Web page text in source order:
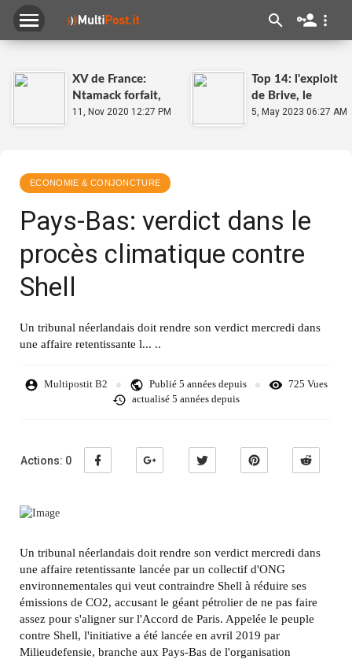
XV de France:
Ntamack forfait,
Carbonel appelé
11, Nov 2020 12:27 PM
Top 14: l'exploit
de Brive, le
carton du Racing
5, May 2023 06:27 AM
ECONOMIE & CONJONCTURE
Pays-Bas: verdict dans le
procès climatique contre
Shell
Un tribunal néerlandais doit rendre son verdict mercredi dans
une affaire retentissante l... ..
Multipostit B2 Publié 5 années depuis
725 Vues
actualisé 5 années depuis
Actions: 0
Un tribunal néerlandais doit rendre son verdict mercredi dans
une affaire retentissante lancée par un collectif d'ONG
environnementales qui veut contraindre Shell à réduire ses
émissions de CO2, accusant le géant pétrolier de ne pas faire
assez pour s'aligner sur l'Accord de Paris. Appelée le peuple
contre Shell, l'initiative a été lancée en avril 2019 par
Milieudefensie, branche aux Pays-Bas de l'organisation